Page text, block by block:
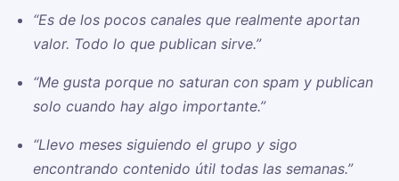
“Es de los pocos canales que realmente aportan
valor. Todo lo que publican sirve.”
“Me gusta porque no saturan con spam y publican
solo cuando hay algo importante.”
“Llevo meses siguiendo el grupo y sigo
encontrando contenido útil todas las semanas.”